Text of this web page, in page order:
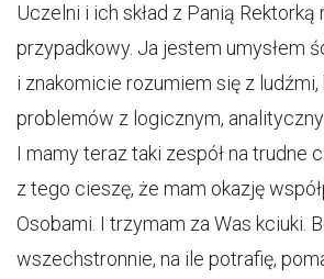
Uczelni i ich skład z Panią
przypadkowy. Ja jestem umysłem
i znakomicie rozumiem się z
problemów z logicznym,
I mamy teraz taki zespół na trudne
z tego cieszę, że mam okazję
Osobami. I trzymam za Was kciuki.
wszechstronnie, na ile potrafię,